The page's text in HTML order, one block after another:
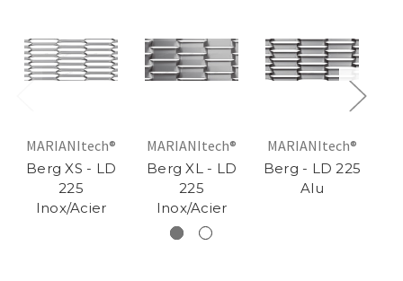
MARIANItech®
Berg XS - LD
225
Inox/Acier
MARIANItech®
Berg XL - LD
225
Inox/Acier
MARIANItech®
Berg - LD 225
Alu